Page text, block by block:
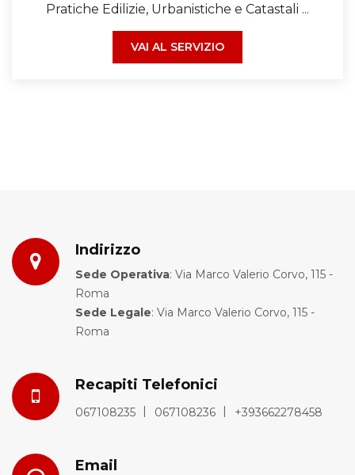
Pratiche Edilizie, Urbanistiche e Catastali ...
VAI AL SERVIZIO
Indirizzo
Sede Operativa: Via Marco Valerio Corvo, 115 -
Roma
Sede Legale: Via Marco Valerio Corvo, 115 -
Roma
Recapiti Telefonici
067108235 067108236 +393662278458
Email